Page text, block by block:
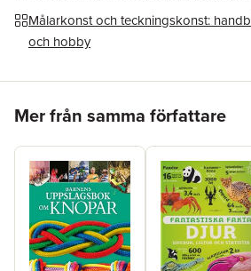
Målarkonst och teckningskonst:
och hobby
Mer från samma författare